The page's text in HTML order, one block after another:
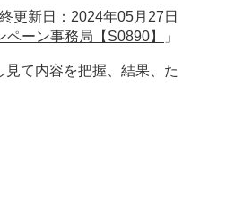
更新日：2024年05月27日
ーン事務局【S0890】 」
て内容を把握、結果、た